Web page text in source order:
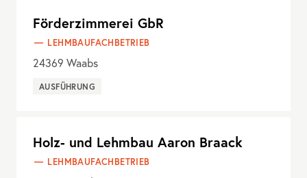
Förderzimmerei GbR
LEHMBAUFACHBETRIEB
24369 Waabs
AUSFÜHRUNG
Holz- und Lehmbau Aaron Braack
LEHMBAUFACHBETRIEB